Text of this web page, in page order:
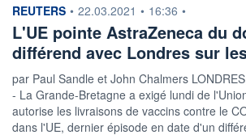
information fournie par
REUTERS • 22.03.2021 • 16:36 •
L'UE pointe AstraZeneca du
différend avec Londres sur
par Paul Sandle et John Chalmers
- La Grande-Bretagne a exigé lundi de
autorise les livraisons de vaccins contre le
dans l'UE, dernier épisode en date d'un